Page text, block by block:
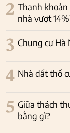
2 Thanh
nhà vượt
3 Chung cư Hà
4 Nhà đất thổ
5 Giữa thách
bằng gì?